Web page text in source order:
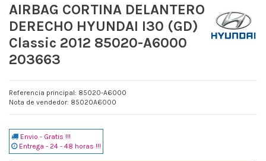
AIRBAG CORTINA DELANTERO
DERECHO HYUNDAI I30 (GD)
Classic 2012 85020-A6000
203663
Referencia principal: 85020-A6000
Nota de vendedor: 85020A6000
Envio - Gratis !!!
Entrega - 24 - 48 horas !!!